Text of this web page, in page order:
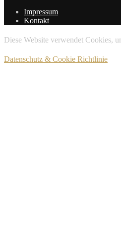
Impressum
Kontakt
Diese Website verwendet Cookies,
Datenschutz & Cookie Richtlinie